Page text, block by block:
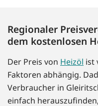
Regionaler
dem kostenlosen
Der Preis von Heizöl ist
Faktoren abhängig.
Verbraucher in
einfach